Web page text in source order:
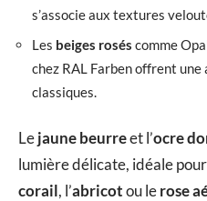
s’associe aux textures
Les beiges rosés comme
chez RAL Farben offrent
classiques.
Lejaune beurreet l’ocre
lumière délicate, idéale
corail, l’abricotou lerose